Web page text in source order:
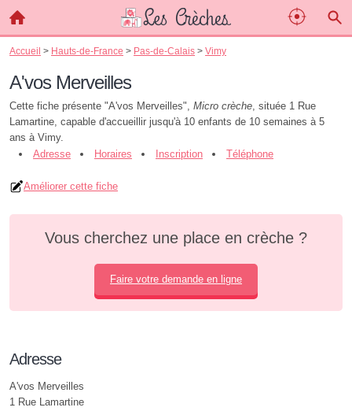
Accueil > Hauts-de-France > Pas-de-Calais > Vimy
A'vos Merveilles
Cette fiche présente "A'vos Merveilles", Micro crèche, située 1 Rue
Lamartine, capable d'accueillir jusqu'à 10 enfants de 10 semaines à 5
ans à Vimy.
Adresse
Horaires Inscription Téléphone
Améliorer cette fiche
Vous cherchez une place en crèche ?
Faire votre demande en ligne
Adresse
A'vos Merveilles
1 Rue Lamartine